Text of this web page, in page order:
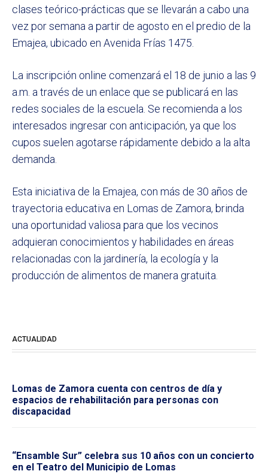
clases teórico-prácticas que se llevarán a cabo una
vez por semana a partir de agosto en el predio de la
Emajea, ubicado en Avenida Frías 1475.
La inscripción online comenzará el 18 de junio a las 9
a.m. a través de un enlace que se publicará en las
redes sociales de la escuela. Se recomienda a los
interesados ingresar con anticipación, ya que los
cupos suelen agotarse rápidamente debido a la alta
demanda.
Esta iniciativa de la Emajea, con más de 30 años de
trayectoria educativa en Lomas de Zamora, brinda
una oportunidad valiosa para que los vecinos
adquieran conocimientos y habilidades en áreas
relacionadas con la jardinería, la ecología y la
producción de alimentos de manera gratuita.
ACTUALIDAD
Lomas de Zamora cuenta con centros de día y
espacios de rehabilitación para personas con
discapacidad
“Ensamble Sur” celebra sus 10 años con un concierto
en el Teatro del Municipio de Lomas